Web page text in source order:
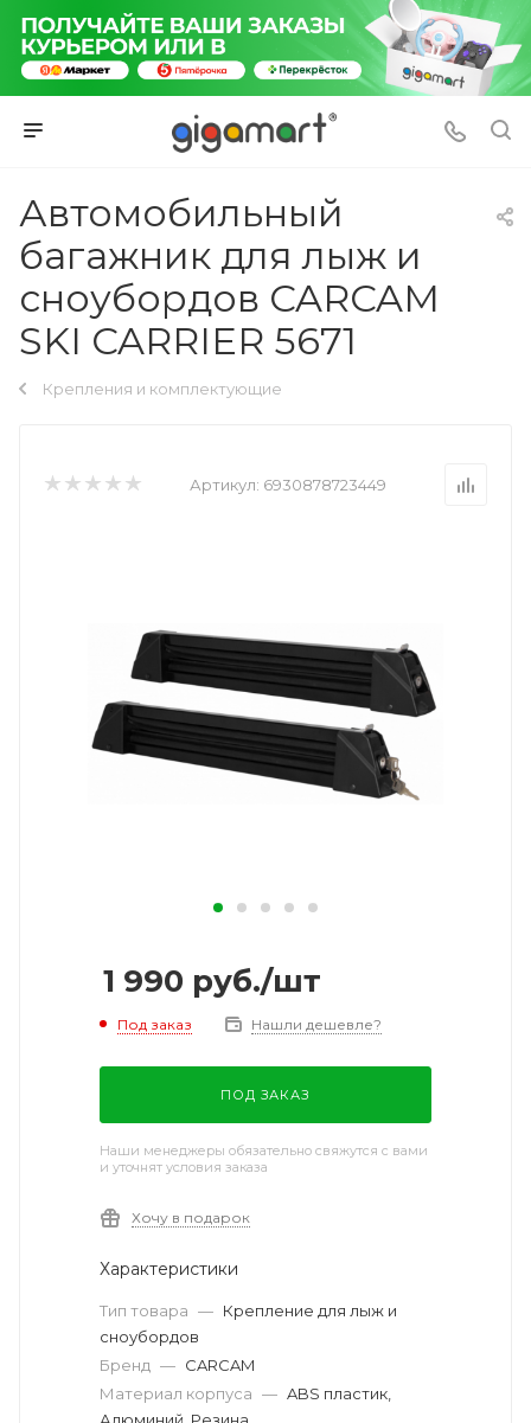
Автомобильный
багажник для лыж и
сноубордов CARCAM
SKI CARRIER 5671
Крепления и комплектующие
Артикул: 6930878723449
1 990 руб./шт
Под заказ Нашли дешевле?
ПОД ЗАКАЗ
Наши менеджеры обязательно свяжутся с вами
и уточнят условия заказа
Хочу в подарок
Характеристики
Тип товара — Крепление для лыж и
сноубордов
Бренд — CARCAM
Материал корпуса — ABS пластик,
Алюминий, Резина